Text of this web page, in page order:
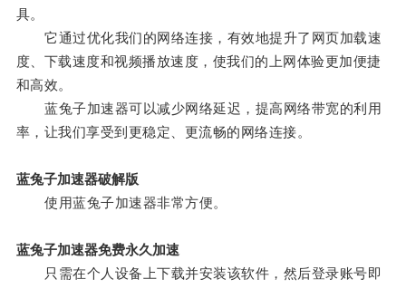
具。
它通过优化我们的网络连接，有效地提升了网页加载速
度、下载速度和视频播放速度，使我们的上网体验更加便捷
和高效。
蓝兔子加速器可以减少网络延迟，提高网络带宽的利用
率，让我们享受到更稳定、更流畅的网络连接。
蓝兔子加速器破解版
使用蓝兔子加速器非常方便。
蓝兔子加速器免费永久加速
只需在个人设备上下载并安装该软件，然后登录账号即